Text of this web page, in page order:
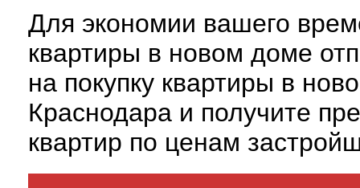
Для экономии вашего
квартиры в новом доме
на покупку квартиры в
Краснодара и получите
квартир по ценам